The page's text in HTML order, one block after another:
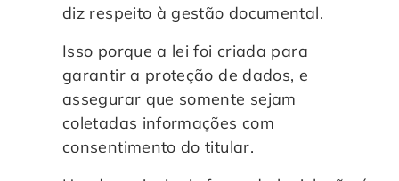
diz respeito à gestão documental.
Isso porque a lei foi criada para
garantir a proteção de dados, e
assegurar que somente sejam
coletadas informações com
consentimento do titular.